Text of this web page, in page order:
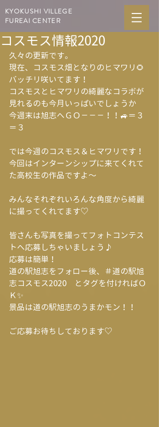
KYOKUSHI VILLEGE
FUREAI CENTER
コスモス情報2020
久々の更新です。
現在、コスモス畑となりのヒマワリ🌻
バッチリ咲いてます！
コスモスとヒマワリの綺麗なコラボが
見れるのも今月いっぱいでしょうか
今週末は旭志へＧＯ－－－！！🚙＝３
＝３
では今週のコスモス＆ヒマワリです！
今回はインターンシップに来てくれて
た高校生の作品ですよ～
みんなそれぞれいろんな角度から綺麗
に撮ってくれてます♡
皆さんも写真を撮ってフォトコンテス
トへ応募しちゃいましょう♪
応募は簡単！
道の駅旭志をフォロー後、＃道の駅旭
志コスモス2020　とタグを付ければＯ
Ｋ✨
景品は道の駅旭志のうまかモン！！
ご応募お待ちしております♡